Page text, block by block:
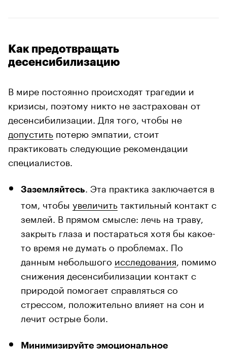
Как предотвращать
десенсибилизацию
В мире постоянно происходят трагедии и
кризисы, поэтому никто не застрахован от
десенсибилизации. Для того, чтобы не
допустить потерю эмпатии, стоит
практиковать следующие рекомендации
специалистов.
Заземляйтесь
. Эта практика заключается в
том, чтобы увеличитьтактильный контакт с
землей. В прямом смысле: лечь на траву,
закрыть глаза и постараться хотя бы какое-
то время не думать о проблемах. По
данным небольшого исследования , помимо
снижения десенсибилизации контакт с
природой помогает справляться со
стрессом, положительно влияет на сон и
лечит острые боли.
Минимизируйте эмоциональное